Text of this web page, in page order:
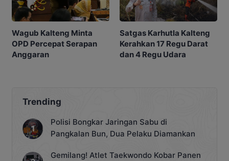
Wagub Kalteng Minta
OPD Percepat Serapan
Anggaran
Satgas Karhutla Kalteng
Kerahkan 17 Regu Darat
dan 4 Regu Udara
Trending
Polisi Bongkar Jaringan Sabu di
Pangkalan Bun, Dua Pelaku Diamankan
Gemilang! Atlet Taekwondo Kobar Panen